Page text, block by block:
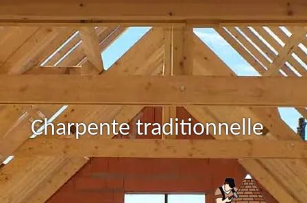
Charpente traditionnelle